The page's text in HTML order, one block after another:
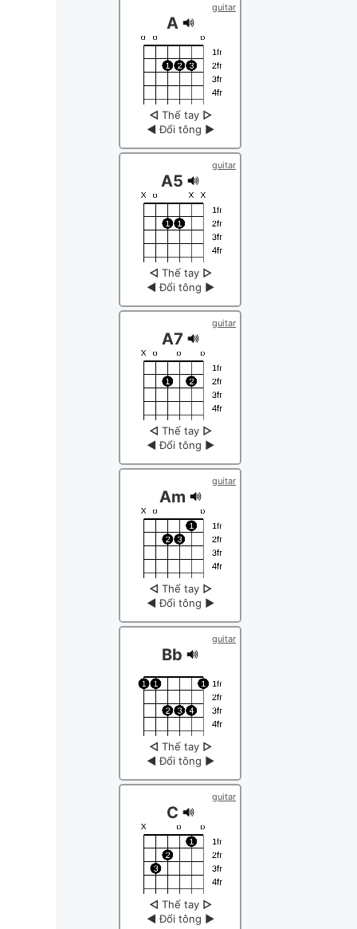
guitar
A
◁ Thế tay ▷
◀ Đổi tông ▶
guitar
A5
◁ Thế tay ▷
◀ Đổi tông ▶
guitar
A7
◁ Thế tay ▷
◀ Đổi tông ▶
guitar
Am
◁ Thế tay ▷
◀ Đổi tông ▶
guitar
Bb
◁ Thế tay ▷
◀ Đổi tông ▶
guitar
C
◁ Thế tay ▷
◀ Đổi tông ▶